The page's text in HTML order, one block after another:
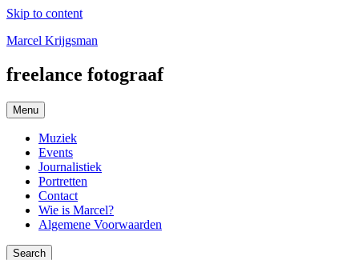
Skip to content
Marcel Krijgsman
freelance fotograaf
Menu
Muziek
Events
Journalistiek
Portretten
Contact
Wie is Marcel?
Algemene Voorwaarden
Search